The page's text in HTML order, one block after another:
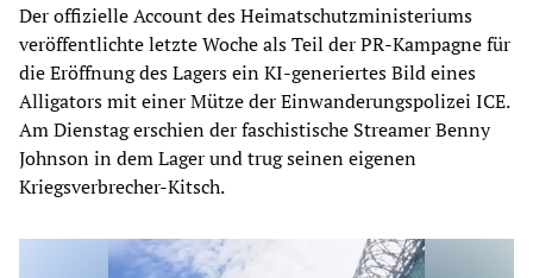
Der offizielle Account des Heimatschutzministeriums
veröffentlichte letzte Woche als Teil der PR-Kampagne für
die Eröffnung des Lagers ein KI-generiertes Bild eines
Alligators mit einer Mütze der Einwanderungspolizei ICE.
Am Dienstag erschien der faschistische Streamer Benny
Johnson in dem Lager und trug seinen eigenen
Kriegsverbrecher-Kitsch.